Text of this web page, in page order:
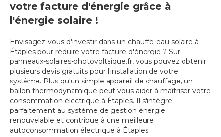
votre facture d'énergie grâce à
l'énergie solaire !
Envisagez-vous d'investir dans un chauffe-eau solaire à
Étaples pour réduire votre facture d'énergie ? Sur
panneaux-solaires-photovoltaique.fr, vous pouvez obtenir
plusieurs devis gratuits pour l'installation de votre
système. Plus qu'un simple appareil de chauffage, un
ballon thermodynamique peut vous aider à maîtriser votre
consommation électrique à Étaples. Il s'intègre
parfaitement au système de gestion énergie
renouvelable et contribue à une meilleure
autoconsommation électrique à Étaples.